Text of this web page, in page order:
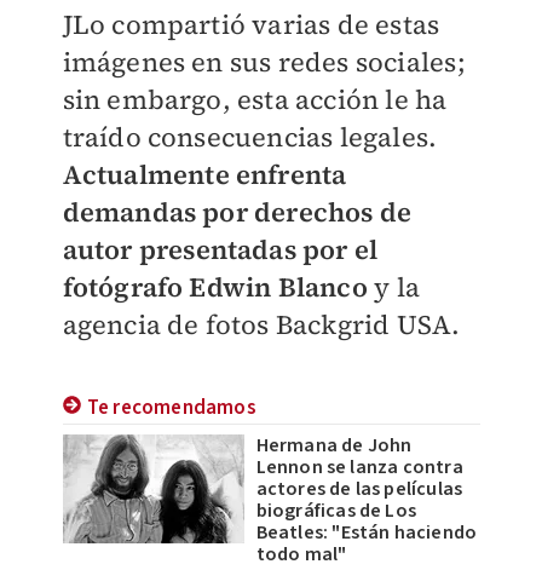
JLo compartió varias de estas
imágenes en sus redes sociales;
sin embargo, esta acción le ha
traído consecuencias legales.
Actualmente enfrenta
demandas por derechos de
autor presentadas por el
fotógrafo Edwin Blanco y la
agencia de fotos Backgrid USA.
Te recomendamos
Hermana de John
Lennon se lanza contra
actores de las películas
biográficas de Los
Beatles: "Están haciendo
todo mal"